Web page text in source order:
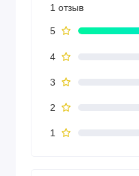
1 отзыв
5
4
3
2
1